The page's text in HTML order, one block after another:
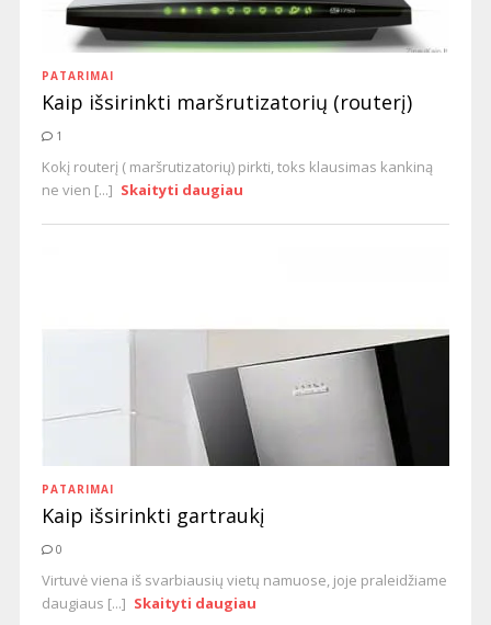
PATARIMAI
Kaip išsirinkti maršrutizatorių (routerį)
1
Kokį routerį ( maršrutizatorių) pirkti, toks klausimas kankiną
ne vien [...] Skaityti daugiau
PATARIMAI
Kaip išsirinkti gartraukį
0
Virtuvė viena iš svarbiausių vietų namuose, joje praleidžiame
daugiaus [...] Skaityti daugiau